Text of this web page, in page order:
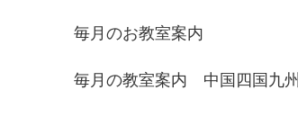
毎月のお教室案内
毎月の教室案内 中国四国九州